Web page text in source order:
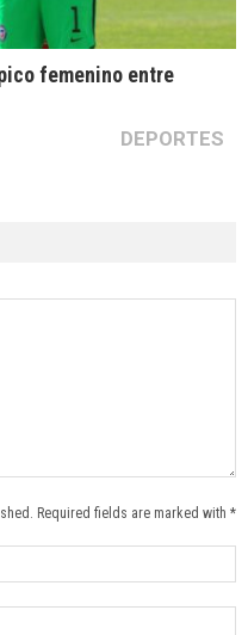
femenino entre
DEPORTES
Required fields are marked with *